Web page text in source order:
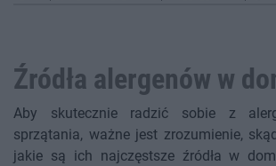
Źródła alergenów w
Aby skutecznie radzić sobie z
sprzątania, ważne jest zrozumienie,
jakie są ich najczęstsze źródła w